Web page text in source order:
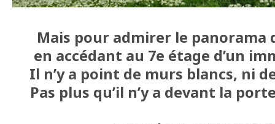
Mais pour admirer le panorama
en accédant au 7e étage d’un
Il n’y a point de murs blancs, ni
Pas plus qu’il n’y a devant la